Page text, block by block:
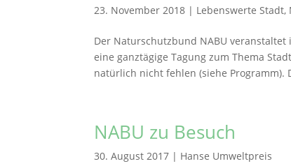
23. November 2018 | Lebenswerte Stadt,
Der Naturschutzbund NABU
eine ganztägige Tagung zum Thema
natürlich nicht fehlen (siehe Programm).
NABU zu Besuch
30. August 2017 | Hanse Umweltpreis